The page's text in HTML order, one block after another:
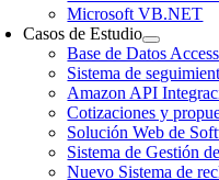
Microsoft VB.NET
Casos de Estudio
Base de Datos
Sistema de
Amazon API
Cotizaciones y
Solución Web de
Sistema de Gestión
Nuevo Sistema de